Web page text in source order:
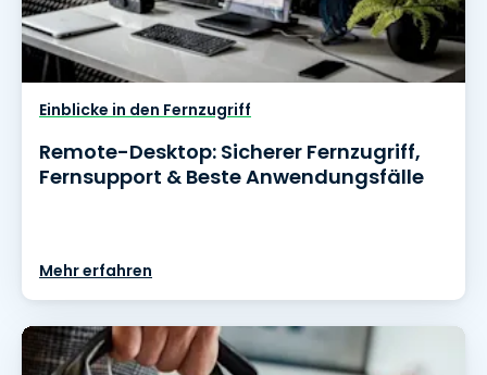
Einblicke in den Fernzugriff
Remote-Desktop: Sicherer Fernzugriff,
Fernsupport & Beste Anwendungsfälle
Mehr erfahren